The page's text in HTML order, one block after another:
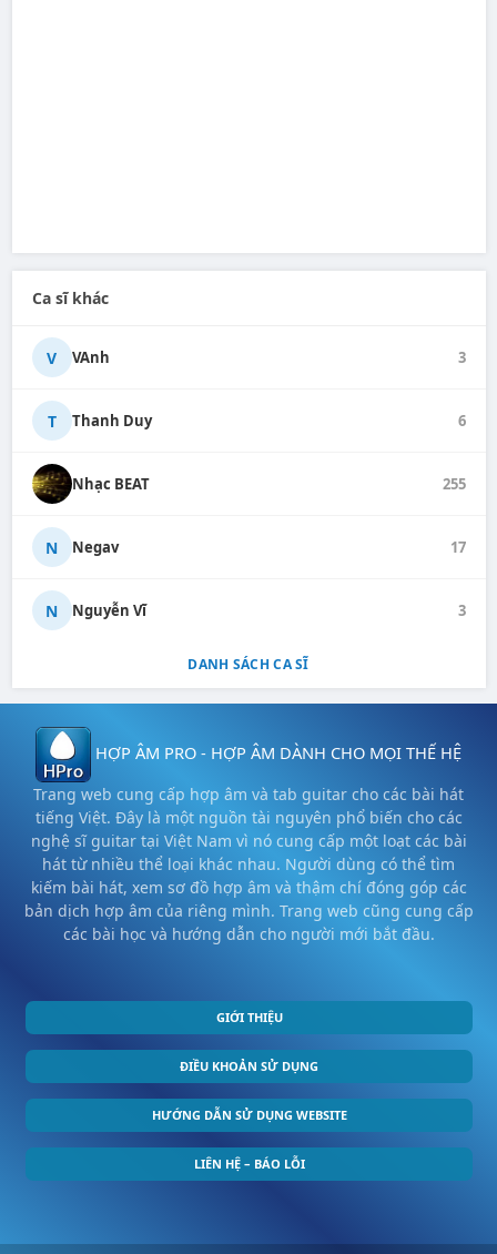
Ca sĩ khác
V VAnh 3
T Thanh Duy 6
Nhạc BEAT 255
N Negav 17
N Nguyễn Vĩ 3
DANH SÁCH CA SĨ
HỢP ÂM PRO - HỢP ÂM DÀNH CHO MỌI THẾ HỆ
Trang web cung cấp hợp âm và tab guitar cho các bài hát
tiếng Việt. Đây là một nguồn tài nguyên phổ biến cho các
nghệ sĩ guitar tại Việt Nam vì nó cung cấp một loạt các bài
hát từ nhiều thể loại khác nhau. Người dùng có thể tìm
kiếm bài hát, xem sơ đồ hợp âm và thậm chí đóng góp các
bản dịch hợp âm của riêng mình. Trang web cũng cung cấp
các bài học và hướng dẫn cho người mới bắt đầu.
GIỚI THIỆU
ĐIỀU KHOẢN SỬ DỤNG
HƯỚNG DẪN SỬ DỤNG WEBSITE
LIÊN HỆ – BÁO LỖI